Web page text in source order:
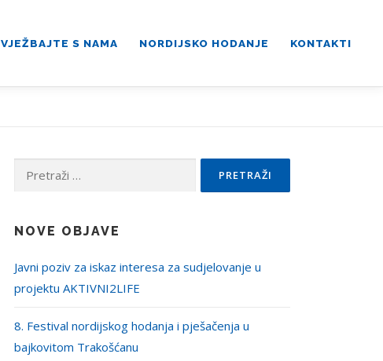
VJEŽBAJTE S NAMA NORDIJSKO HODANJE KONTAKTI
Pretraži:
NOVE OBJAVE
Javni poziv za iskaz interesa za sudjelovanje u
projektu AKTIVNI2LIFE
8. Festival nordijskog hodanja i pješačenja u
bajkovitom Trakošćanu